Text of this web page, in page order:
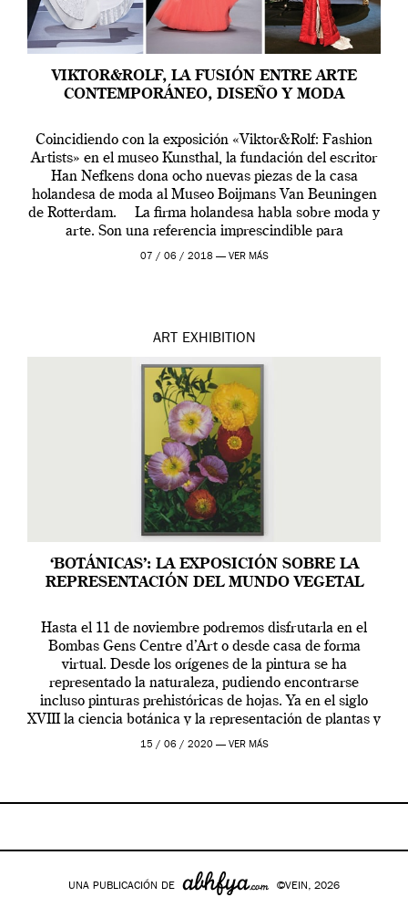
VIKTOR&ROLF, LA FUSIÓN ENTRE ARTE
CONTEMPORÁNEO, DISEÑO Y MODA
Coincidiendo con la exposición «Viktor&Rolf: Fashion
Artists» en el museo Kunsthal, la fundación del escritor
Han Nefkens dona ocho nuevas piezas de la casa
holandesa de moda al Museo Boijmans Van Beuningen
de Rotterdam. La firma holandesa habla sobre moda y
arte. Son una referencia imprescindible para
comprender la evolución de la moda […]
07 / 06 / 2018 — VER MÁS
ART EXHIBITION
‘BOTÁNICAS’: LA EXPOSICIÓN SOBRE LA
REPRESENTACIÓN DEL MUNDO VEGETAL
Hasta el 11 de noviembre podremos disfrutarla en el
Bombas Gens Centre d’Art o desde casa de forma
virtual. Desde los orígenes de la pintura se ha
representado la naturaleza, pudiendo encontrarse
incluso pinturas prehistóricas de hojas. Ya en el siglo
XVIII la ciencia botánica y la representación de plantas y
flores se había extendido […]
15 / 06 / 2020 — VER MÁS
UNA PUBLICACIÓN DE ©VEIN, 2026